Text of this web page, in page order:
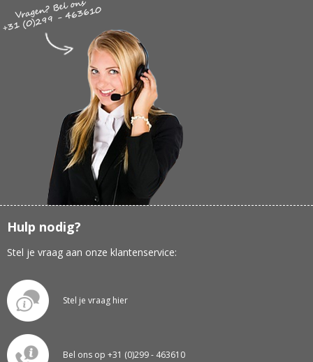
Hulp nodig?
Stel je vraag aan onze klantenservice:
Stel je vraag hier
Bel ons op +31 (0)299 - 463610